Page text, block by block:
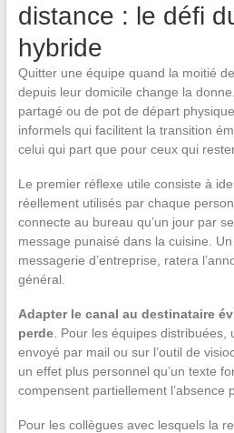
distance : le défi
hybride
Quitter une équipe quand la moitié
depuis leur domicile change la
partagé ou de pot de départ
informels qui facilitent la transition
celui qui part que pour ceux qui
Le premier réflexe utile consiste à
réellement utilisés par chaque
connecte au bureau qu’un jour par
message punaisé dans la cuisine.
messagerie d’entreprise, ratera
général.
Adapter le canal au destinataire
perde. Pour les équipes distribuées,
envoyé par mail ou sur l’outil de
un effet plus personnel qu’un texte
compensent partiellement l’absence
Pour les collègues avec lesquels la